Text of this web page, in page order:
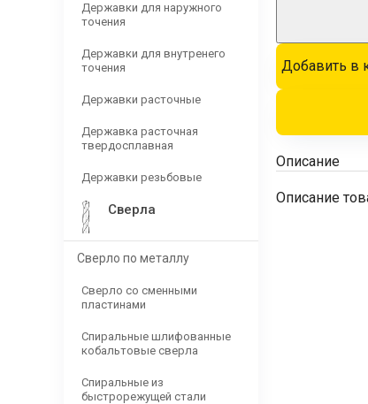
Державки для наружного
точения
Державки для внутренего
точения
Державки расточные
Державка расточная
твердосплавная
Державки резьбовые
Сверла
Сверло по металлу
Сверло со сменными
пластинами
Спиральные шлифованные
кобальтовые сверла
Спиральные из
быстрорежущей стали
Добавить в
Описание
Описание